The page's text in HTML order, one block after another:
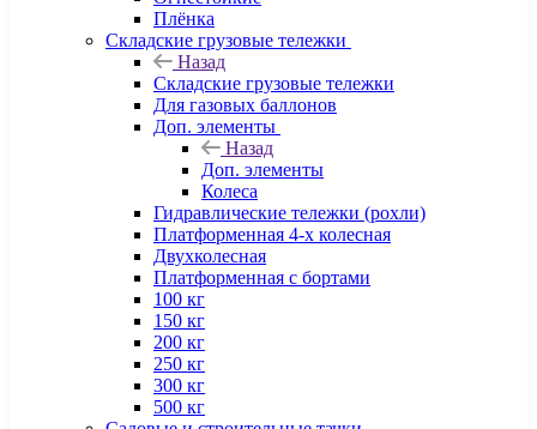
Плёнка
Складские грузовые тележки
Назад
Складские грузовые тележки
Для газовых баллонов
Доп. элементы
Назад
Доп. элементы
Колеса
Гидравлические тележки (рохли)
Платформенная 4-х колесная
Двухколесная
Платформенная с бортами
100 кг
150 кг
200 кг
250 кг
300 кг
500 кг